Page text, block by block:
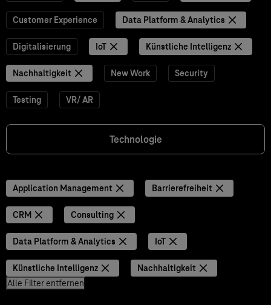
Customer Experience Data Platform & Analytics
Digitalisierung IoT Künstliche Intelligenz
Nachhaltigkeit New Work Security
Testing VR/ AR
Technologie
Application Management Barrierefreiheit
CRM Consulting
Data Platform & Analytics IoT
Künstliche Intelligenz
Nachhaltigkeit
Alle Filter entfernen